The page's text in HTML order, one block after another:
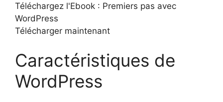
Téléchargez l'Ebook : Premiers pas avec
WordPress
Télécharger maintenant
Caractéristiques de
WordPress